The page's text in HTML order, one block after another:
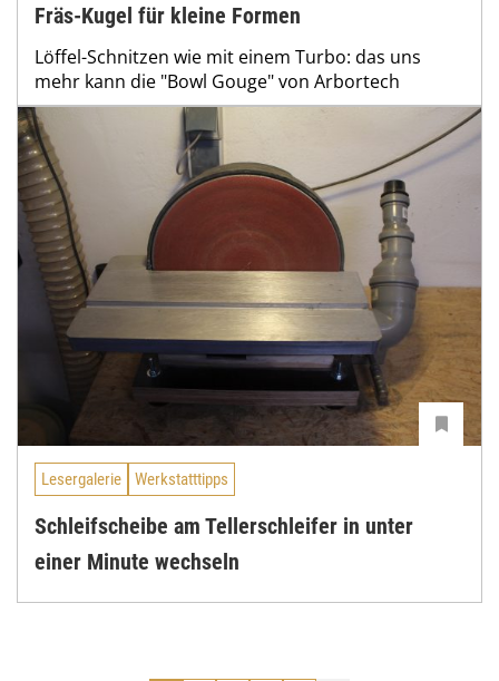
Fräs-Kugel für kleine Formen
Löffel-Schnitzen wie mit einem Turbo: das uns
mehr kann die "Bowl Gouge" von Arbortech
Lesergalerie Werkstatttipps
Schleifscheibe am Tellerschleifer in unter
einer Minute wechseln